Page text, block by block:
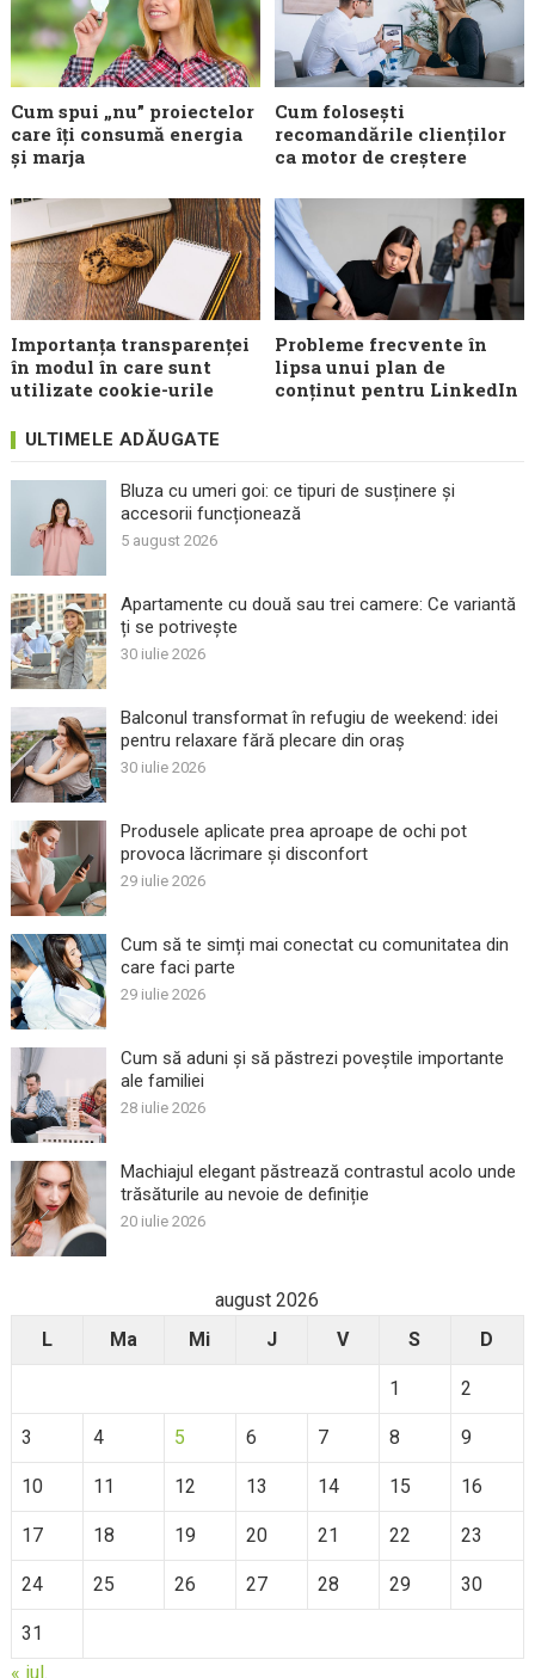
Cum spui „nu” proiectelor
care îți consumă energia
și marja
Cum folosești
recomandările clienților
ca motor de creștere
Importanța transparenței
în modul în care sunt
utilizate cookie-urile
Probleme frecvente în
lipsa unui plan de
conținut pentru LinkedIn
ULTIMELE ADĂUGATE
Bluza cu umeri goi: ce tipuri de susținere și
accesorii funcționează
5 august 2026
Apartamente cu două sau trei camere: Ce variantă
ți se potrivește
30 iulie 2026
Balconul transformat în refugiu de weekend: idei
pentru relaxare fără plecare din oraș
30 iulie 2026
Produsele aplicate prea aproape de ochi pot
provoca lăcrimare și disconfort
29 iulie 2026
Cum să te simți mai conectat cu comunitatea din
care faci parte
29 iulie 2026
Cum să aduni și să păstrezi poveștile importante
ale familiei
28 iulie 2026
Machiajul elegant păstrează contrastul acolo unde
trăsăturile au nevoie de definiție
20 iulie 2026
august 2026
L
Ma Mi J V S D
1 2
3 4 5 6 7 8 9
10 11 12 13 14 15 16
17 18 19 20 21 22 23
24 25 26 27 28 29 30
31
« iul.